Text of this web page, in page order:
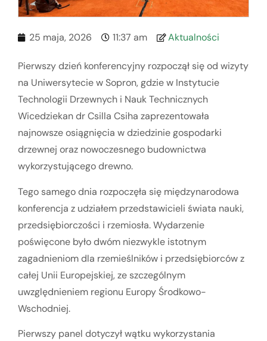
25 maja, 2026 11:37 am Aktualności
Pierwszy dzień konferencyjny rozpoczął się od wizyty
na Uniwersytecie w Sopron, gdzie w Instytucie
Technologii Drzewnych i Nauk Technicznych
Wicedziekan dr Csilla Csiha zaprezentowała
najnowsze osiągnięcia w dziedzinie gospodarki
drzewnej oraz nowoczesnego budownictwa
wykorzystującego drewno.
Tego samego dnia rozpoczęła się międzynarodowa
konferencja z udziałem przedstawicieli świata nauki,
przedsiębiorczości i rzemiosła. Wydarzenie
poświęcone było dwóm niezwykle istotnym
zagadnieniom dla rzemieślników i przedsiębiorców z
całej Unii Europejskiej, ze szczególnym
uwzględnieniem regionu Europy Środkowo-
Wschodniej.
Pierwszy panel dotyczył wątku wykorzystania